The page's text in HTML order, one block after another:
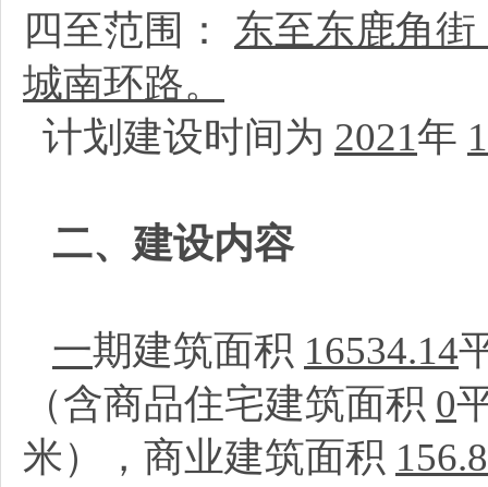
四至范围： 东至东鹿角
城南环路。
计划建设时间为 2021年
二、建设内容
一期建筑面积 16534.14
（含商品住宅建筑面积 0
米），商业建筑面积